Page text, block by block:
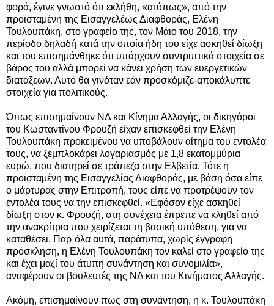
φορά, έγινε γνωστό ότι εκλήθη, «ατύπως», από την
προϊσταμένη της Εισαγγελέως Διαφθοράς, Ελένη
Τουλουπάκη, στο γραφείο της, τον Μάιο του 2018, την
περίοδο δηλαδή κατά την οποία ήδη του είχε ασκηθεί δίωξη
και του επισημάνθηκε ότι υπάρχουν συντριπτικά στοιχεία σε
βάρος του αλλά μπορεί να κάνει χρήση των ευεργετικών
διατάξεων. Αυτό θα γινόταν εάν προσκόμιζε-αποκάλυπτε
στοιχεία για πολιτικούς.
Όπως επισημαίνουν ΝΔ και Κίνημα Αλλαγής, οι δικηγόροι
του Κωσταντίνου Φρουζή είχαν επισκεφθεί την Ελένη
Τουλουπάκη προκειμένου να υποβάλουν αίτημα του εντολέα
τους, να ξεμπλοκάρει λογαριασμός με 1,8 εκατομμύρια
ευρώ, που διατηρεί σε τράπεζα στην Ελβετία. Τότε η
προϊσταμένη της Εισαγγελίας Διαφθοράς, με βάση όσα είπε
ο μάρτυρας στην Επιτροπή, τους είπε να προτρέψουν τον
εντολέα τους να την επισκεφθεί. «Εφόσον είχε ασκηθεί
δίωξη στον κ. Φρουζή, στη συνέχεια έπρεπε να κληθεί από
την ανακρίτρια που χειρίζεται τη βασική υπόθεση, για να
καταθέσει. Παρ΄όλα αυτά, παράτυπα, χωρίς έγγραφη
πρόσκληση, η Ελένη Τουλουπάκη τον καλεί στο γραφείο της
και έχει μαζί του άτυπη συνάντηση και συνομιλία»,
αναφέρουν οι βουλευτές της ΝΔ και του Κινήματος Αλλαγής.
Ακόμη, επισημαίνουν πως στη συνάντηση, η κ. Τουλουπάκη